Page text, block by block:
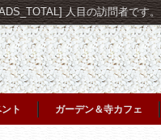
人目の訪問者です。
ト ガーデン＆寺カフェ